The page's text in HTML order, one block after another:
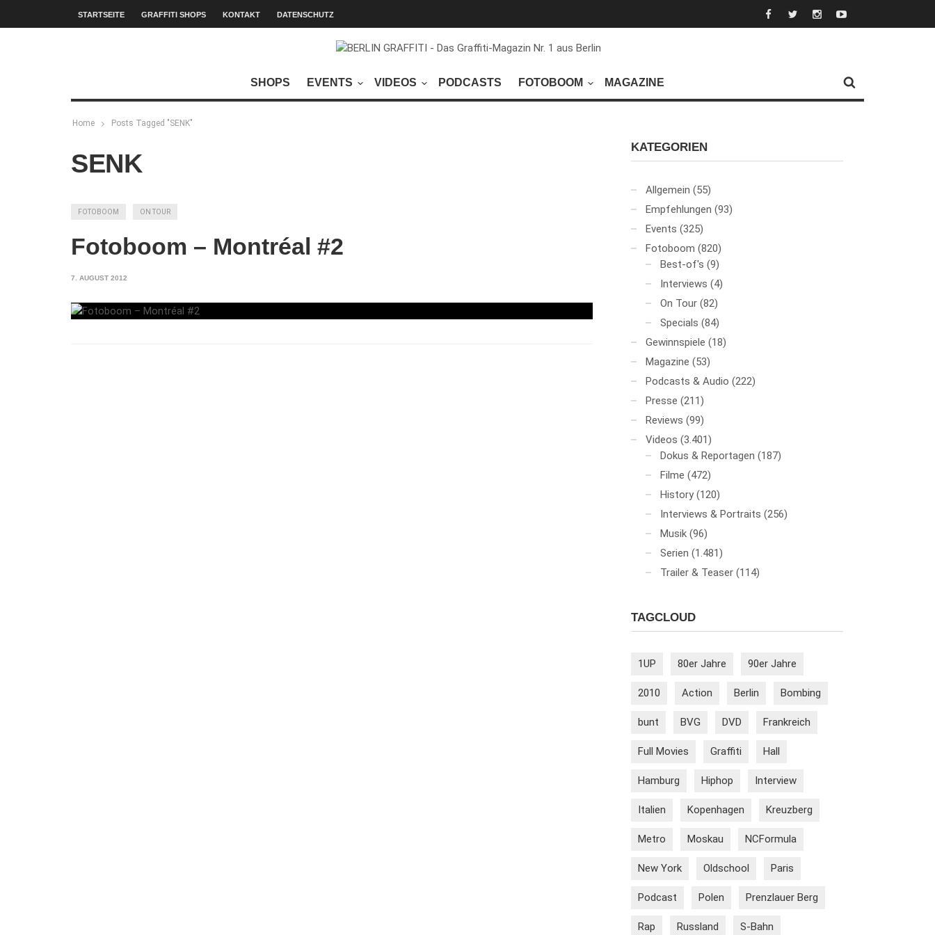
STARTSEITE GRAFFITI SHOPS KONTAKT DATENSCHUTZ
SHOPS EVENTS VIDEOS PODCASTS FOTOBOOM MAGAZINE
Home Posts Tagged "SENK"
SENK
FOTOBOOM ON TOUR
Fotoboom – Montréal #2
7. AUGUST 2012
KATEGORIEN
Allgemein (55)
Empfehlungen (93)
Events (325)
Fotoboom (820)
Best-of's (9)
Interviews (4)
On Tour (82)
Specials (84)
Gewinnspiele (18)
Magazine (53)
Podcasts & Audio (222)
Presse (211)
Reviews (99)
Videos (3.401)
Dokus & Reportagen (187)
Filme (472)
History (120)
Interviews & Portraits (256)
Musik (96)
Serien (1.481)
Trailer & Teaser (114)
TAGCLOUD
1UP 80er Jahre 90er Jahre
2010 Action Berlin Bombing
bunt BVG DVD Frankreich
Full Movies Graffiti Hall
Hamburg Hiphop Interview
Italien Kopenhagen Kreuzberg
Metro Moskau NCFormula
New York Oldschool Paris
Podcast Polen Prenzlauer Berg
Rap Russland S-Bahn